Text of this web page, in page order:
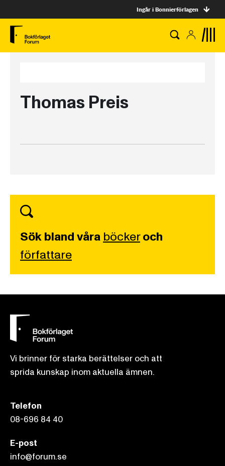
Ingår i Bonnierförlagen
Thomas Preis
Sök bland våra böckeroch
författare
Vi brinner för starka berättelser och att
sprida kunskap inom aktuella ämnen.
Telefon
08-696 84 40
E-post
info@forum.se